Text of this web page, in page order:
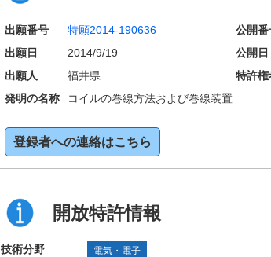
出願番号 特願2014-190636 公開番
出願日
2014/9/19 公開日
出願人
福井県 特許権
発明の名称
コイルの巻線方法および巻線装置
登録者への連絡はこちら
開放特許情報
技術分野 電気・電子